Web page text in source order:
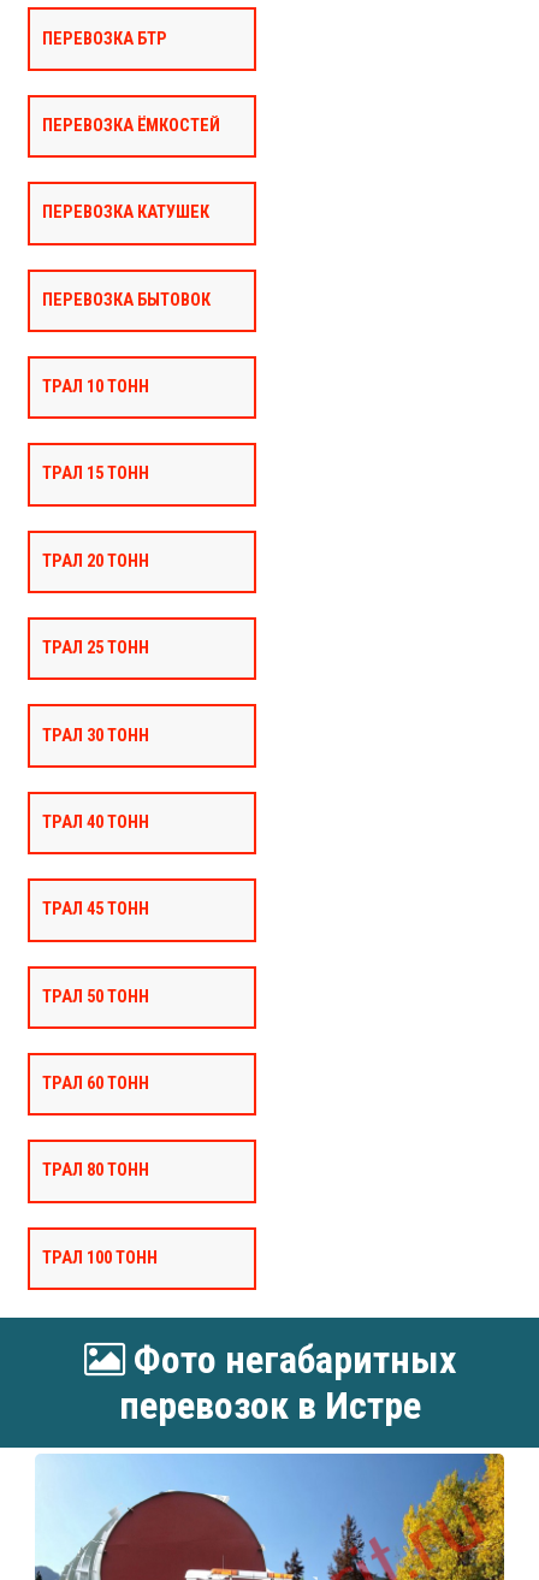
ПЕРЕВОЗКА БТР
ПЕРЕВОЗКА ЁМКОСТЕЙ
ПЕРЕВОЗКА КАТУШЕК
ПЕРЕВОЗКА БЫТОВОК
ТРАЛ 10 ТОНН
ТРАЛ 15 ТОНН
ТРАЛ 20 ТОНН
ТРАЛ 25 ТОНН
ТРАЛ 30 ТОНН
ТРАЛ 40 ТОНН
ТРАЛ 45 ТОНН
ТРАЛ 50 ТОНН
ТРАЛ 60 ТОНН
ТРАЛ 80 ТОНН
ТРАЛ 100 ТОНН
Фото негабаритных
перевозок в Истре